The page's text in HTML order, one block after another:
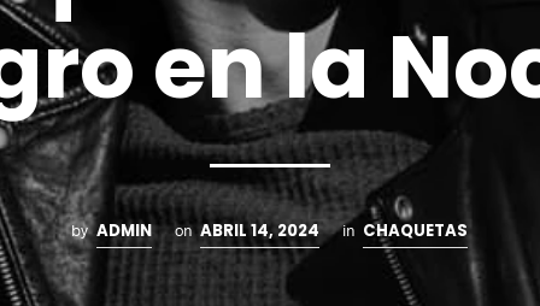
en la
by ADMIN on ABRIL 14, 2024 in CHAQUETAS